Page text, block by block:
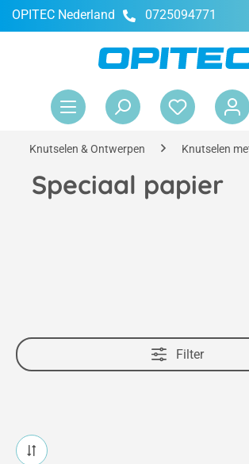
OPITEC Nederland 0725094771
Knutselen & Ontwerpen Knutselen
Speciaal papier
Filter